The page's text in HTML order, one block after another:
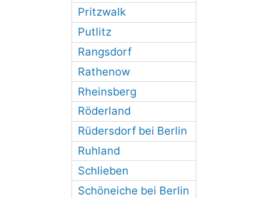
Pritzwalk
Putlitz
Rangsdorf
Rathenow
Rheinsberg
Röderland
Rüdersdorf bei Berlin
Ruhland
Schlieben
Schöneiche bei Berlin